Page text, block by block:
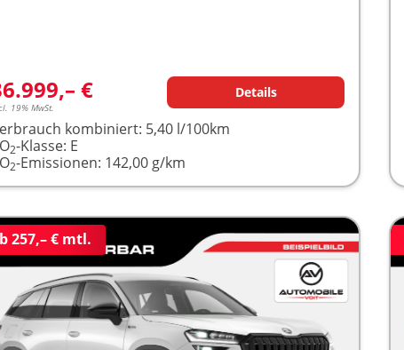
€
19% MwSt.
Details
kombiniert: 5,40 l/100km
2-Klasse: E
2-Emissionen: 142,00 g/km
257,– € mtl.